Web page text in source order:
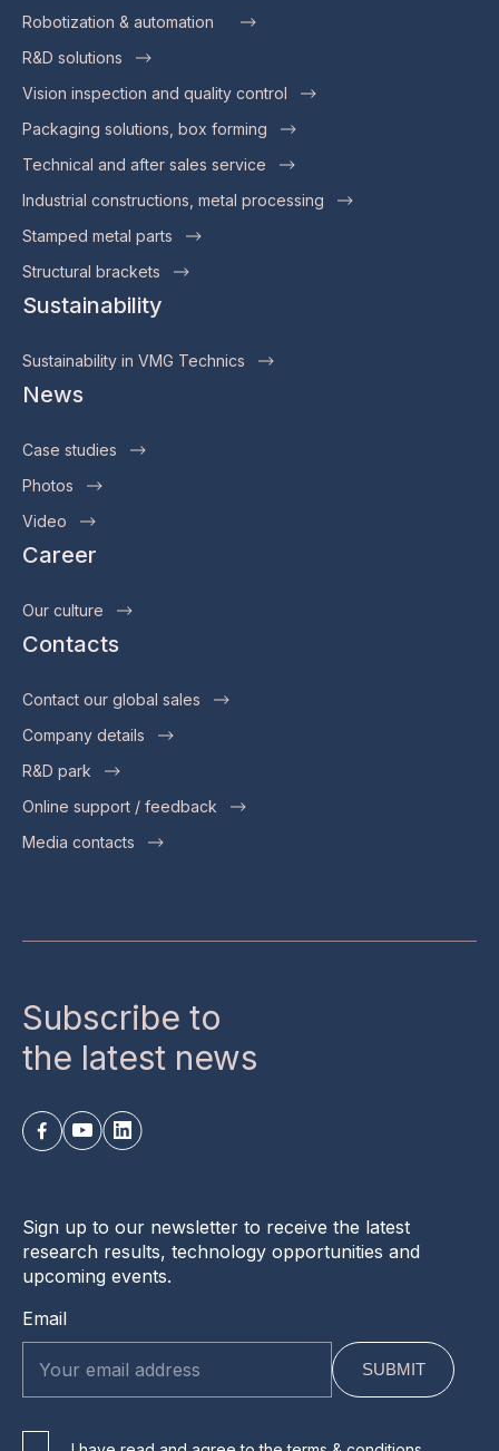
Robotization & automation
R&D solutions
Vision inspection and quality control
Packaging solutions, box forming
Technical and after sales service
Industrial constructions, metal processing
Stamped metal parts
Structural brackets
Sustainability
Sustainability in VMG Technics
News
Case studies
Photos
Video
Career
Our culture
Contacts
Contact our global sales
Company details
R&D park
Online support / feedback
Media contacts
Subscribe to
the latest news
Sign up to our newsletter to receive the latest
research results, technology opportunities and
upcoming events.
Email